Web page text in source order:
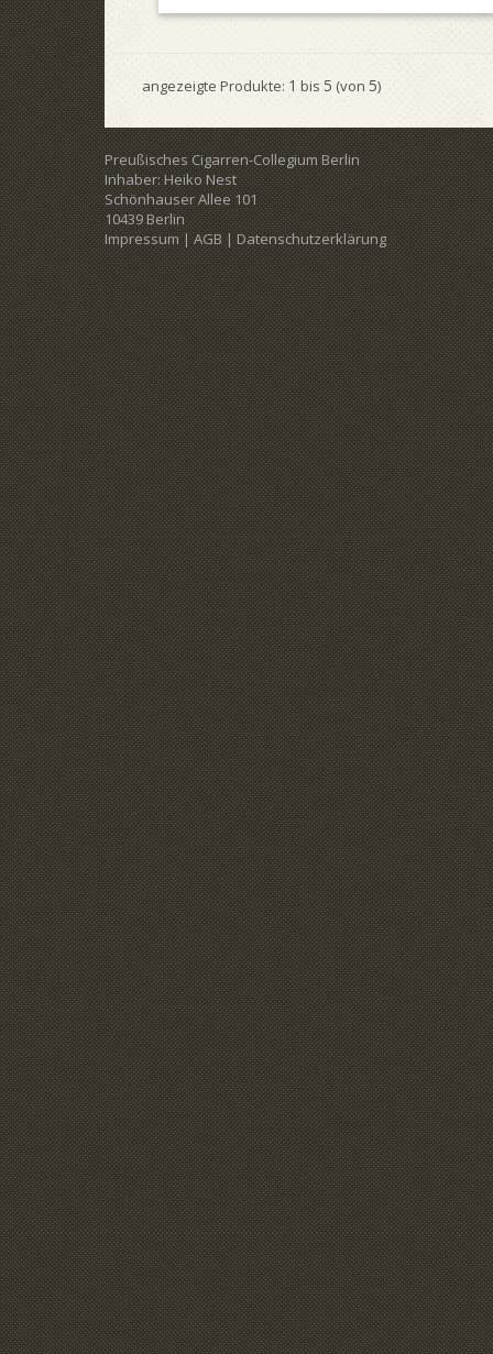
angezeigte Produkte: 1 bis 5 (von 5)
Preußisches Cigarren-Collegium Berlin
Inhaber: Heiko Nest
Schönhauser Allee 101
10439 Berlin
Impressum|AGB|Datenschutzerklärung